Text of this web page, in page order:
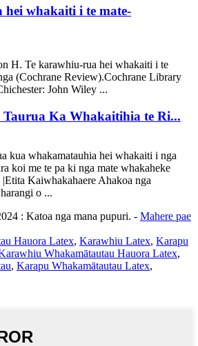
whakaiti i te mate-
H. Te karawhiu-rua hei whakaiti i te
(Cochrane Review).Cochrane Library
John Wiley ...
Taurua Ka Whakaitihia te Ri...
kua whakamatauhia hei whakaiti i nga
koi me te pa ki nga mate whakaheke
Kaiwhakahaere Ahakoa nga
o ...
: Katoa nga mana pupuri. - Mahere pae
Hauora Latex, Karawhiu Latex, Karapu
Whakamātautau Hauora Latex,
, Karapu Whakamātautau Latex,